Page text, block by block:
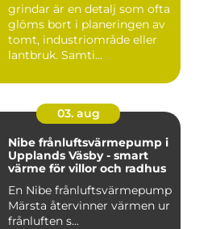
grindar är en detalj som ofta
glöms bort i planeringen av
tomt, industriområde eller
lantbruk. Samti...
03. aug
Nibe frånluftsvärmepump i
Upplands Väsby - smart
värme för villor och radhus
En Nibe frånluftsvärmepump
Märsta återvinner värmen ur
frånluften s...